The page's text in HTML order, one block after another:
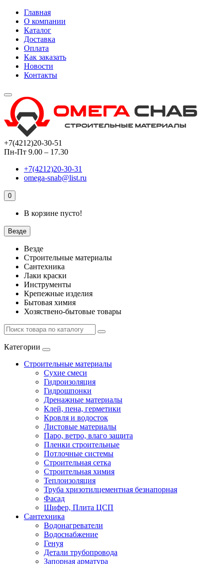
Главная
О компании
Каталог
Доставка
Оплата
Как заказать
Новости
Контакты
+7(4212)20-30-51
Пн-Пт 9.00 – 17.30
+7(4212)20-30-31
omega-snab@list.ru
0
В корзине пусто!
Везде
Везде
Строительные материалы
Сантехника
Лаки краски
Инструменты
Крепежные изделия
Бытовая химия
Хозяствено-бытовые товары
Категории
Строительные материалы
Сухие смеси
Гидроизоляция
Гидрошпонки
Дренажные материалы
Клей, пена, герметики
Кровля и водосток
Листовые материалы
Паро, ветро, влаго защита
Пленки строительные
Потлочные системы
Строительная сетка
Строительная химия
Теплоизоляция
Труба хризотилцементная безнапорная
Фасад
Шифер, Плита ЦСП
Сантехника
Водонагреватели
Водоснабжение
Генуя
Детали трубопровода
Запорная арматура